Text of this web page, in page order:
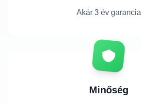
Akár 3 év garancia
Minőség